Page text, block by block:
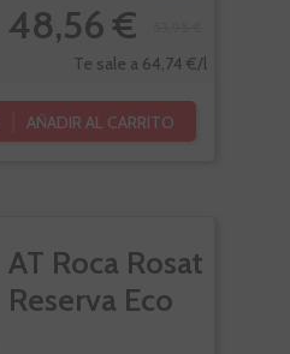
48,56 €
Te sale a 64,74 €/l
AÑADIR AL CARRITO
AT Roca Rosat
Reserva Eco